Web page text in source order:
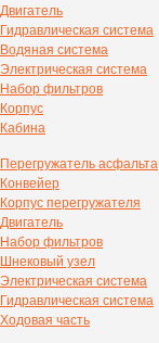
Двигатель
Гидравлическая система
Водяная система
Электрическая система
Набор фильтров
Корпус
Кабина
Перегружатель асфальта
Конвейер
Корпус перегружателя
Двигатель
Набор фильтров
Шнековый узел
Электрическая система
Гидравлическая система
Ходовая часть